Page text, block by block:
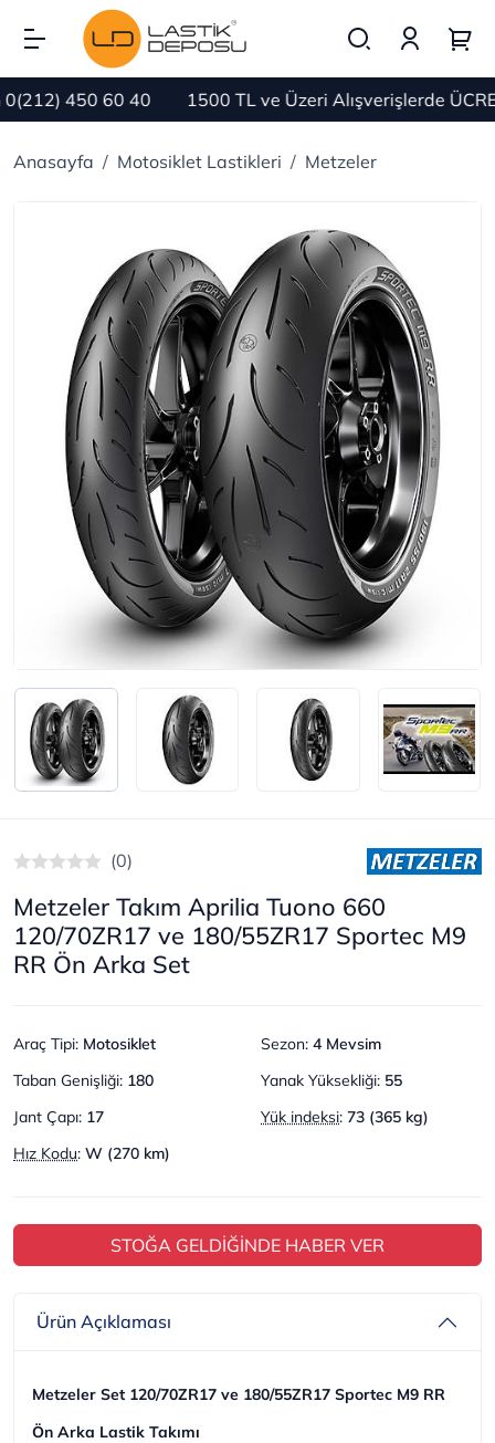
450 60 40 1500 TL ve Üzeri Alışverişlerde
Anasayfa Motosiklet Lastikleri Metzeler
(0)
Metzeler Takım Aprilia Tuono 660
120/70ZR17 ve 180/55ZR17 Sportec M9
RR Ön Arka Set
Araç Tipi: Motosiklet Sezon: 4 Mevsim
Taban Genişliği: 180 Yanak Yüksekliği: 55
Jant Çapı: 17 Yük indeksi: 73 (365 kg)
Hız Kodu: W (270 km)
STOĞA GELDİĞİNDE HABER VER
Ürün Açıklaması
Metzeler Set 120/70ZR17 ve 180/55ZR17 Sportec M9 RR
Ön Arka Lastik Takımı